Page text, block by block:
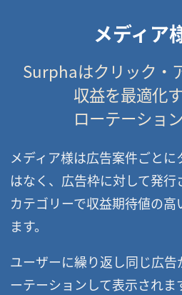
メディア
Surphaはクリック・
収益を最適化
ローテーショ
メディア様は広告案件ごと
はなく、広告枠に対して発
カテゴリーで収益期待値の
ます。
ユーザーに繰り返し同じ広
ーテーションして表示されま